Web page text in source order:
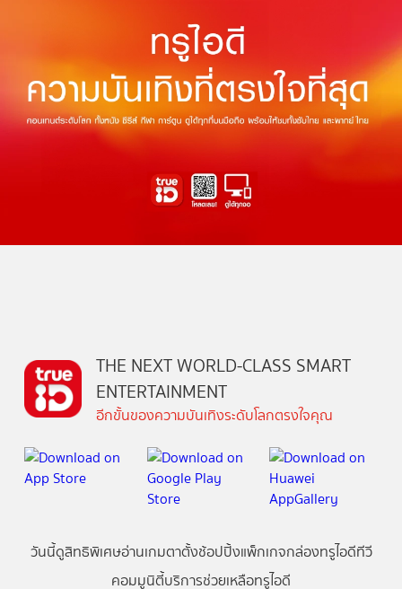
THE NEXT WORLD-CLASS SMART
ENTERTAINMENT
อีกขั้นของความบันเทิงระดับโลกตรงใจคุณ
วันนี้ดูสิทธิพิเศษอ่านเกมตาตั้งช้อปปิ้งแพ็กเกจกล่องทรูไอดีทีวี
คอมมูนิตี้บริการช่วยเหลือทรูไอดี